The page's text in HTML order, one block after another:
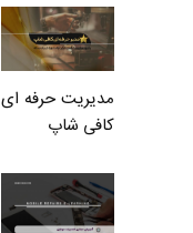
مدیریت حرفه ای
کافی شاپ